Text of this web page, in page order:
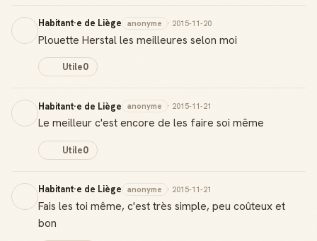
Habitant·e de Liège anonyme · 2015-11-20
Plouette Herstal les meilleures selon moi
Utile0
Habitant·e de Liège anonyme · 2015-11-21
Le meilleur c'est encore de les faire soi même
Utile0
Habitant·e de Liège anonyme · 2015-11-21
Fais les toi même, c'est très simple, peu coûteux et
bon